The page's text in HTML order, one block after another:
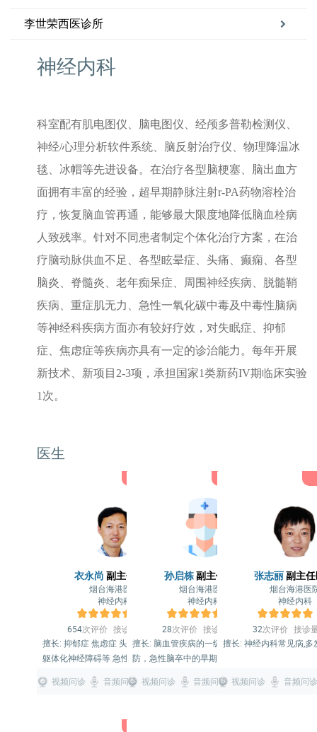
李世荣西医诊所
神经内科
科室配有肌电图仪、脑电图仪、经颅多普勒检测仪、
神经/心理分析软件系统、脑反射治疗仪、物理降温冰
毯、冰帽等先进设备。在治疗各型脑梗塞、脑出血方
面拥有丰富的经验，超早期静脉注射r-PA药物溶栓治
疗，恢复脑血管再通，能够最大限度地降低脑血栓病
人致残率。针对不同患者制定个体化治疗方案，在治
疗脑动脉供血不足、各型眩晕症、头痛、癫痫、各型
脑炎、脊髓炎、老年痴呆症、周围神经疾病、脱髓鞘
疾病、重症肌无力、急性一氧化碳中毒及中毒性脑病
等神经科疾病方面亦有较好疗效，对失眠症、抑郁
症、焦虑症等疾病亦具有一定的诊治能力。每年开展
新技术、新项目2-3项，承担国家1类新药IV期临床实验
1次。
医生
衣永尚 副主任医师
烟台海港医院
神经内科
654次评价 接诊量：
擅长: 抑郁症 焦虑症 头痛 脑血管疾病
躯体化神经障碍等 急性脊髓炎 中枢神
视频问诊 音频问诊 图文问诊
孙启栋副主任医师
烟台海港医院
神经内科
28次评价 接诊量：
擅长: 脑血管疾病的一级预防，二级预
防，急性脑卒中的早期干预和治疗
视频问诊 音频问诊 图文问诊
张志丽副主
烟台海港医
神经内科
32次评价 接诊
擅长: 神经内科常见病,多
视频问诊 音频问诊